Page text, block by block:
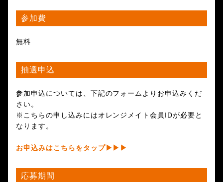
参加費
無料
抽選申込
参加申込については、下記のフォームよりお申込みくだ
さい。
※こちらの申し込みにはオレンジメイト会員IDが必要と
なります。
お申込みはこちらをタップ▶▶▶
応募期間